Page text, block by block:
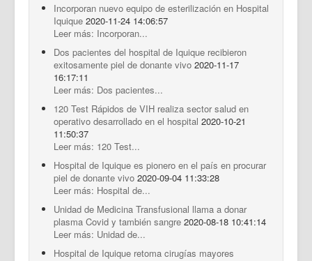
Incorporan nuevo equipo de esterilización en Hospital
Iquique 2020-11-24 14:06:57
Leer más: Incorporan...
Dos pacientes del hospital de Iquique recibieron
exitosamente piel de donante vivo 2020-11-17
16:17:11
Leer más: Dos pacientes...
120 Test Rápidos de VIH realiza sector salud en
operativo desarrollado en el hospital 2020-10-21
11:50:37
Leer más: 120 Test...
Hospital de Iquique es pionero en el país en procurar
piel de donante vivo 2020-09-04 11:33:28
Leer más: Hospital de...
Unidad de Medicina Transfusional llama a donar
plasma Covid y también sangre 2020-08-18 10:41:14
Leer más: Unidad de...
Hospital de Iquique retoma cirugías mayores